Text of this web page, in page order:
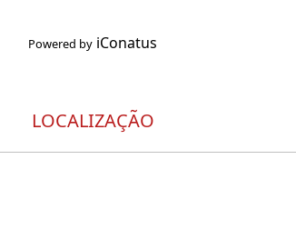
Powered by iConatus
LOCALIZAÇÃO